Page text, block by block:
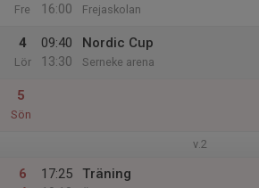
Fre
16:00
Frejaskolan
4
Lör
09:40
13:30
Nordic Cup
Serneke arena
5
Sön
v.2
6
17:25
Träning